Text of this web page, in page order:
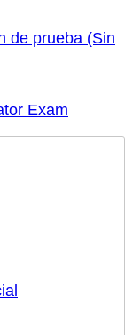
de prueba (Sin
Exam